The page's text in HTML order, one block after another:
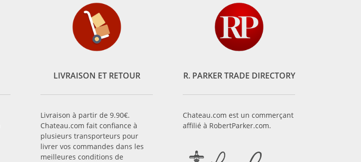
LIVRAISON ET RETOUR
Livraison à partir de 9.90€.
Chateau.com fait confiance à
plusieurs transporteurs pour
livrer vos commandes dans les
meilleures conditions de
R. PARKER TRADE DIRECTORY
Chateau.com est un commerçant
affilié à RobertParker.com.